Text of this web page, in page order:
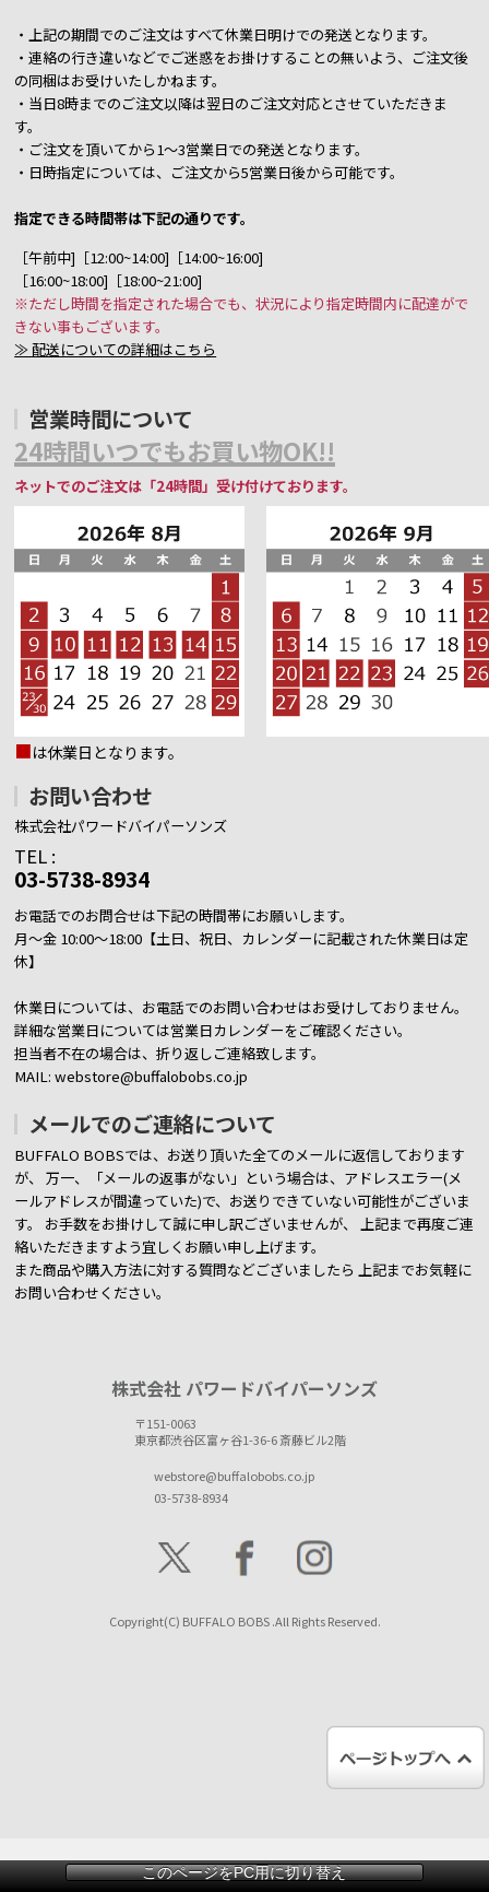
・上記の期間でのご注文はすべて休業日明けでの発送となります。
・連絡の行き違いなどでご迷惑をお掛けすることの無いよう、ご注文後
の同梱はお受けいたしかねます。
・当日8時までのご注文以降は翌日のご注文対応とさせていただきま
す。
・ご注文を頂いてから1～3営業日での発送となります。
・日時指定については、ご注文から5営業日後から可能です。
指定できる時間帯は下記の通りです。
［午前中]［12:00~14:00]［14:00~16:00]
［16:00~18:00]［18:00~21:00]
※ただし時間を指定された場合でも、状況により指定時間内に配達がで
きない事もございます。
≫ 配送についての詳細はこちら
営業時間について
24時間いつでもお買い物OK!!
ネットでのご注文は「24時間」受け付けております。
■は休業日となります。
お問い合わせ
株式会社パワードバイパーソンズ
TEL :
03-5738-8934
お電話でのお問合せは下記の時間帯にお願いします。
月～金 10:00～18:00【土日、祝日、カレンダーに記載された休業日は定
休】
休業日については、お電話でのお問い合わせはお受けしておりません。
詳細な営業日については営業日カレンダーをご確認ください。
担当者不在の場合は、折り返しご連絡致します。
MAIL: webstore@buffalobobs.co.jp
メールでのご連絡について
BUFFALO BOBSでは、お送り頂いた全てのメールに返信しております
が、
万一、「メールの返事がない」という場合は、アドレスエラー(メ
ールアドレスが間違っていた)で、お送りできていない可能性がございま
す。 お手数をお掛けして誠に申し訳ございませんが、 上記まで再度ご連
絡いただきますよう宜しくお願い申し上げます。
また商品や購入方法に対する質問などございましたら 上記までお気軽に
お問い合わせください。
株式会社 パワードバイパーソンズ
〒151-0063
東京都渋谷区富ヶ谷1-36-6 斎藤ビル2階
webstore@buffalobobs.co.jp
03-5738-8934
Copyright(C) BUFFALO BOBS .All Rights Reserved.
このページをPC用に切り替え